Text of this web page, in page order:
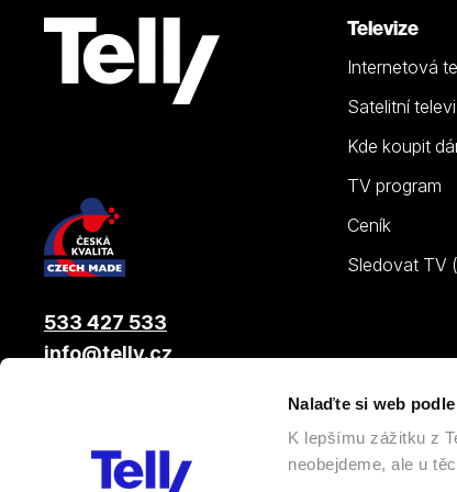
Nalaďte si web podle
K lepšímu zážitku z
neobejdeme, ale u
Televize
Internetová
Satelitní
Kde koupit
TV program
Ceník
Sledovat TV
533 427 533
info@telly.cz
, člen skupiny LAMA